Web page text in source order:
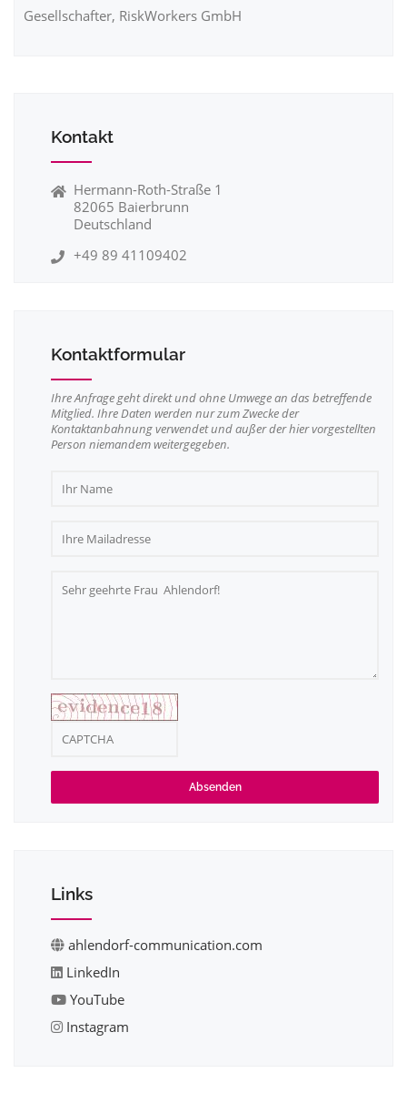
Gesellschafter, RiskWorkers GmbH
Kontakt
Hermann-Roth-Straße 1
82065 Baierbrunn
Deutschland
+49 89 41109402
Kontaktformular
Ihre Anfrage geht direkt und ohne Umwege an das betreffende
Mitglied. Ihre Daten werden nur zum Zwecke der
Kontaktanbahnung verwendet und außer der hier vorgestellten
Person niemandem weitergegeben.
Absenden
Links
ahlendorf-communication.com
LinkedIn
YouTube
Instagram